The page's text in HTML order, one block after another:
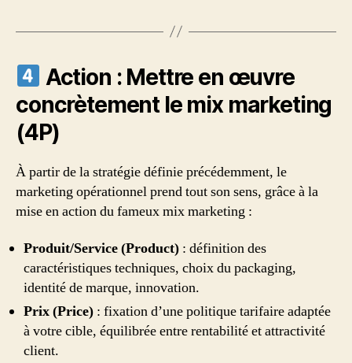
Action : Mettre en œuvre
concrètement le mix marketing
(4P)
À partir de la stratégie définie précédemment, le
marketing opérationnel prend tout son sens, grâce à la
mise en action du fameux mix marketing :
Produit/Service (Product) : définition des
caractéristiques techniques, choix du packaging,
identité de marque, innovation.
Prix (Price) : fixation d’une politique tarifaire adaptée
à votre cible, équilibrée entre rentabilité et attractivité
client.